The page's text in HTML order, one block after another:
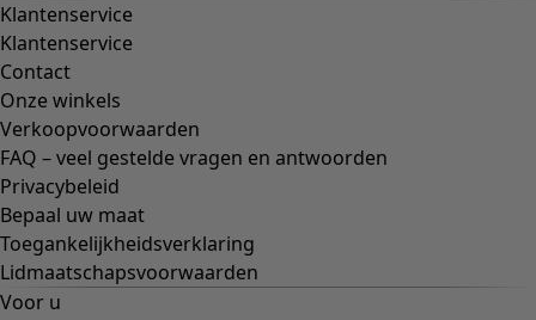
Klantenservice
Klantenservice
Contact
Onze winkels
Verkoopvoorwaarden
FAQ – veel gestelde vragen en antwoorden
Privacybeleid
Bepaal uw maat
Toegankelijkheidsverklaring
Lidmaatschapsvoorwaarden
Voor u